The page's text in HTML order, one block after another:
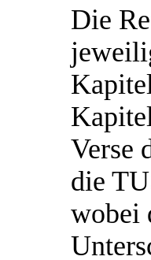
Die
Verse
die
wobei